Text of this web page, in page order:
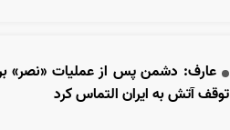
عارف: دشمن پس از عملیات «نصر»
توقف آتش به ایران التماس کرد